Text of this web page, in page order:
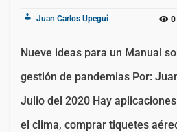
Juan Carlos Upegui 0
Nueve ideas para un Manual
gestión de pandemias Por:
Julio del 2020 Hay
el clima, comprar tiquetes